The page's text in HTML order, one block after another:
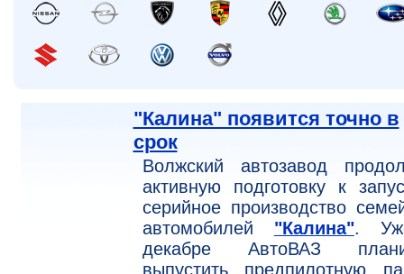
"Калина" появится точно в
срок
Волжский автозавод
активную подготовку к
серийное производство
автомобилей "Калина".
декабре АвтоВАЗ
выпустить предпилотную